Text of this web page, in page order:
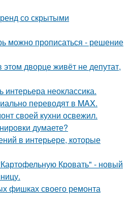
со скрытыми
можно прописаться - решение
дворце живёт не депутат,
интерьера неоклассика.
переводят в MAX.
своей кухни освежил.
думаете?
в интерьере, которые
Кровать" - новый
фишках своего ремонта